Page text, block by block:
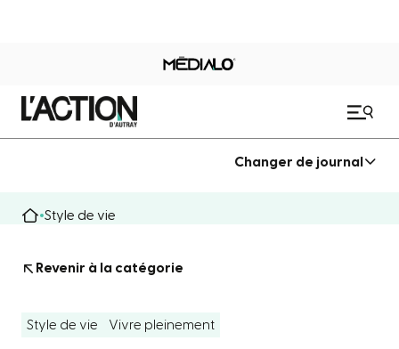
Changer de journal
Style de vie
Revenir à la catégorie
Style de vie Vivre pleinement